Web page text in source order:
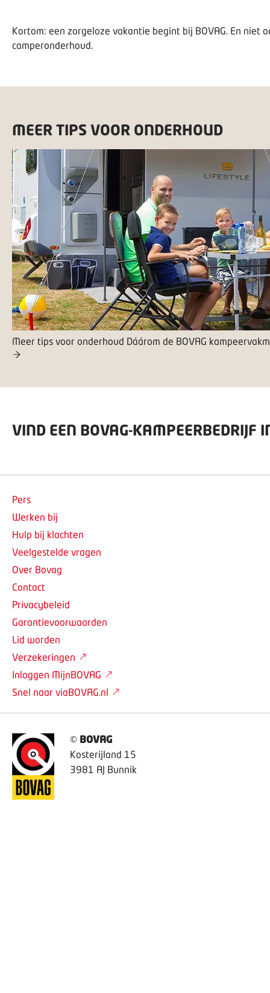
Kortom: een zorgeloze vakantie begint bij BOVAG. En niet
camperonderhoud.
MEER TIPS VOOR ONDERHOUD
Meer tips voor onderhoud Dáárom de BOVAG
VIND EEN BOVAG-KAMPEERBEDRIJF
© BOVAG
Kosterijland 15
3981 AJ Bunnik
Pers
Werken bij
Hulp bij klachten
Veelgestelde vragen
Over Bovag
Contact
Privacybeleid
Garantievoorwaarden
Lid worden
Verzekeringen
Inloggen MijnBOVAG
Snel naar viaBOVAG.nl